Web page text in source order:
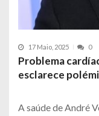
17 Maio, 2025 0
Problema
esclarece
A saúde de André